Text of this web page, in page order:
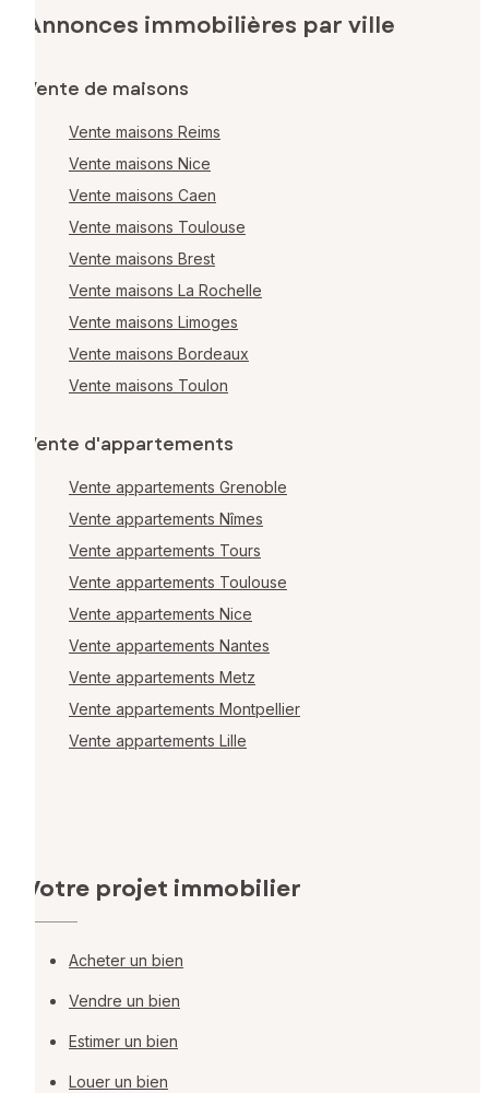
Annonces immobilières par ville
Vente de maisons
Vente maisons Reims
Vente maisons Nice
Vente maisons Caen
Vente maisons Toulouse
Vente maisons Brest
Vente maisons La Rochelle
Vente maisons Limoges
Vente maisons Bordeaux
Vente maisons Toulon
Vente d'appartements
Vente appartements Grenoble
Vente appartements Nîmes
Vente appartements Tours
Vente appartements Toulouse
Vente appartements Nice
Vente appartements Nantes
Vente appartements Metz
Vente appartements Montpellier
Vente appartements Lille
Votre projet immobilier
Acheter un bien
Vendre un bien
Estimer un bien
Louer un bien